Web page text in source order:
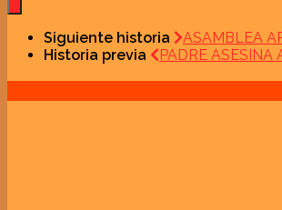
Siguiente historia
ASAMBLEA
Historia previa
PADRE ASESINA